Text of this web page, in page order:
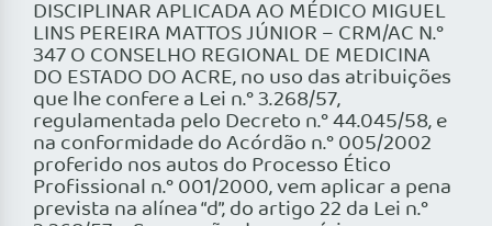
DISCIPLINAR APLICADA AO MÉDICO MIGUEL
LINS PEREIRA MATTOS JÚNIOR – CRM/AC N.°
347 O CONSELHO REGIONAL DE MEDICINA
DO ESTADO DO ACRE, no uso das atribuições
que lhe confere a Lei n.° 3.268/57,
regulamentada pelo Decreto n.° 44.045/58, e
na conformidade do Acórdão n.° 005/2002
proferido nos autos do Processo Ético
Profissional n.° 001/2000, vem aplicar a pena
prevista na alínea “d”, do artigo 22 da Lei n.°